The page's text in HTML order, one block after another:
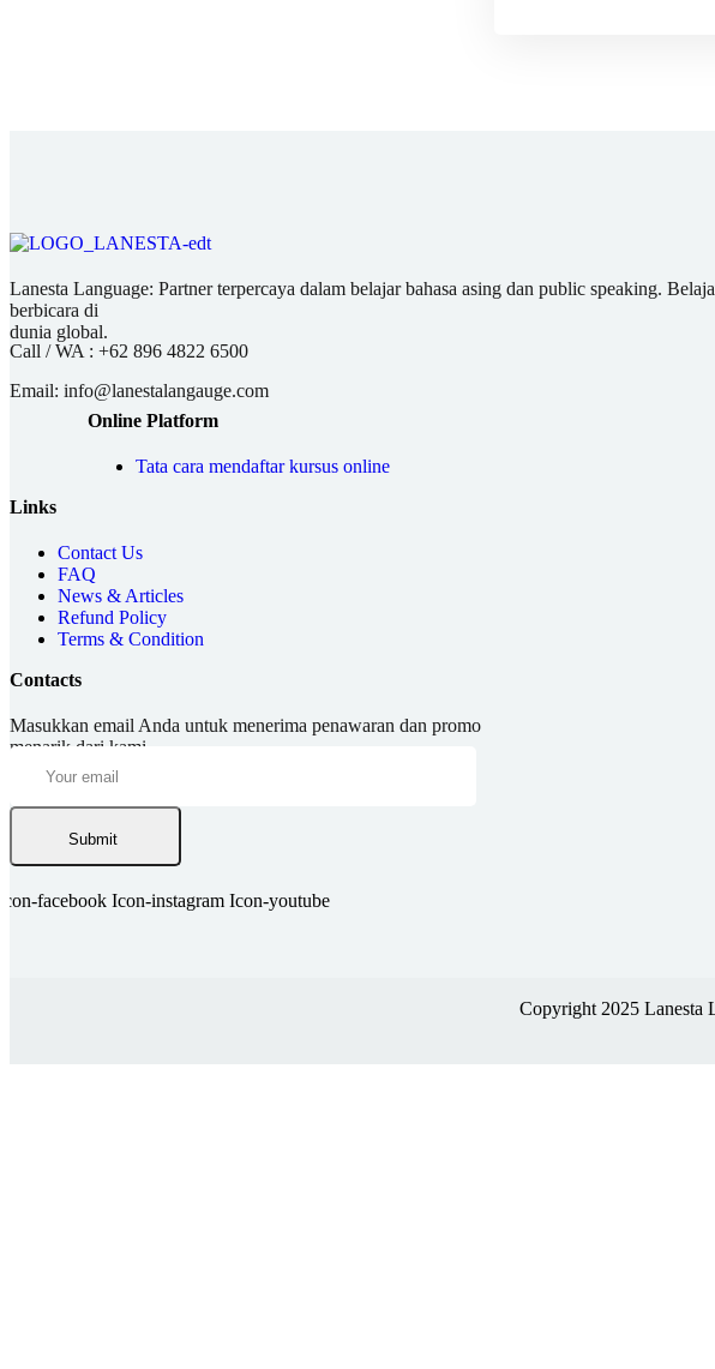
Lanesta Language: Partner terpercaya dalam belajar bahasa asing dan public speaking.
berbicara di
dunia global.
Call / WA : +62 896 4822 6500
Email: info@lanestalangauge.com
Online Platform
Tata cara mendaftar kursus online
Links
Contact Us
FAQ
News & Articles
Refund Policy
Terms & Condition
Contacts
Masukkan email Anda untuk menerima penawaran dan promo
menarik dari kami.
Submit
facebook Icon-instagram Icon-youtube
Copyright 2025 Lanesta